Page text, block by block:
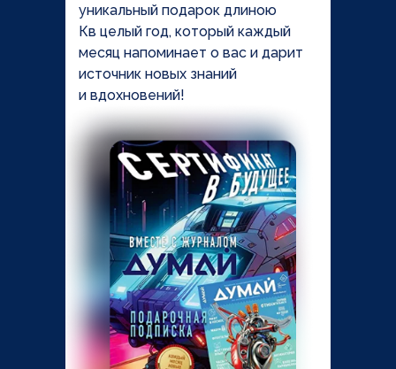
уникальный подарок длиною
Кв целый год, который каждый
месяц напоминает о вас и дарит
источник новых знаний
и вдохновений!